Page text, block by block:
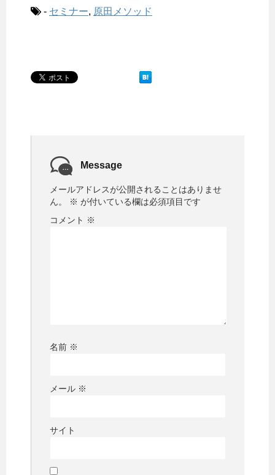
- セミナー, 原田メソッド
Message
メールアドレスが公開されることはありませ
ん。
※ が付いている欄は必須項目です
コメント ※
名前 ※
メール ※
サイト